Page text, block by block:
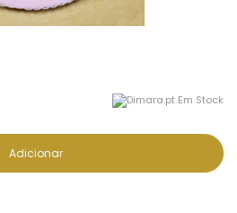
Em Stock
Adicionar